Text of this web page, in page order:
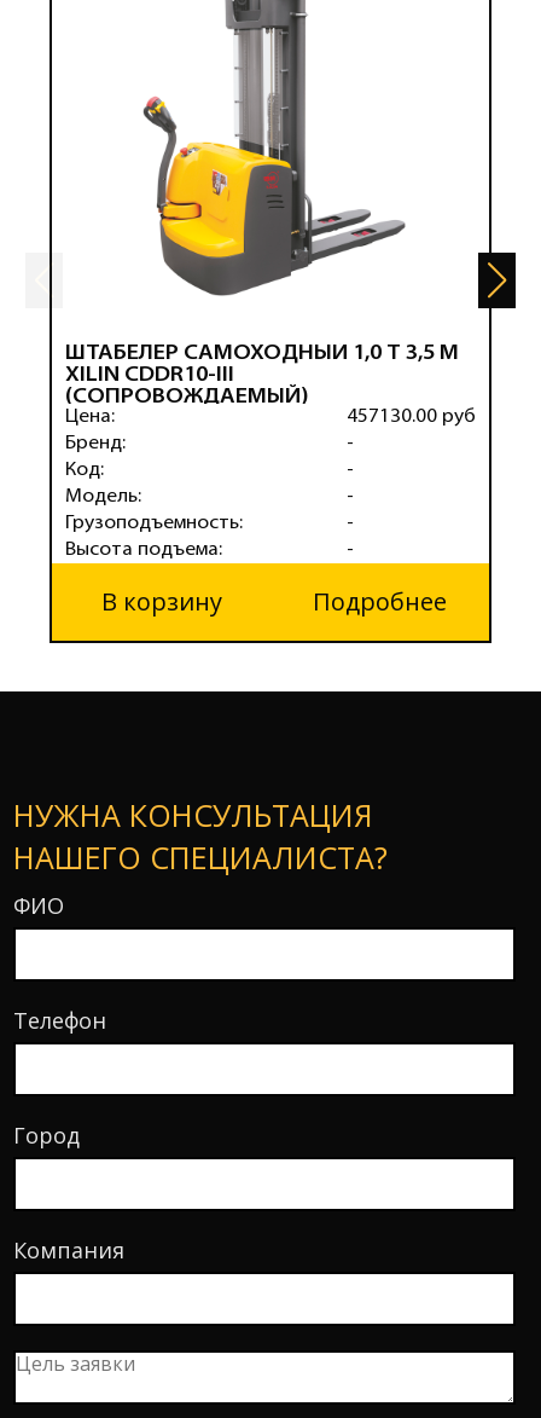
ШТАБЕЛЕР САМОХОДНЫЙ 1,0 Т 3,5 М
XILIN CDDR10-III
(СОПРОВОЖДАЕМЫЙ)
Цена:
Бренд:
Код:
Модель:
Грузоподъемность:
Высота подъема:
457130.00 руб
-
-
-
-
-
В корзину Подробнее
НУЖНА КОНСУЛЬТАЦИЯ
НАШЕГО СПЕЦИАЛИСТА?
ФИО
Телефон
Город
Компания